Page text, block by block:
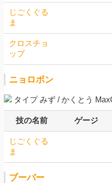
じごくぐる
ま
クロスチョ
ップ
ニョロボン
タイプ みず / かくとう
技の名前 ゲージ
じごくぐる
ま
ブーバー